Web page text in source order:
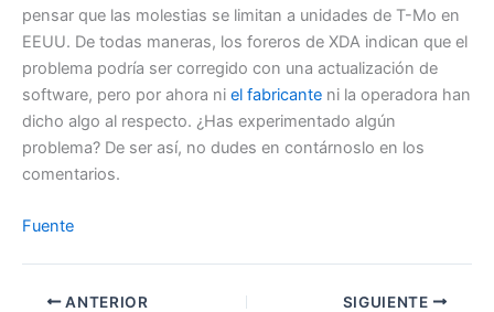
pensar que las molestias se limitan a unidades de T-Mo en
EEUU. De todas maneras, los foreros de XDA indican que el
problema podría ser corregido con una actualización de
software, pero por ahora ni el fabricante ni la operadora han
dicho algo al respecto. ¿Has experimentado algún
problema? De ser así, no dudes en contárnoslo en los
comentarios.
Fuente
ANTERIOR SIGUIENTE